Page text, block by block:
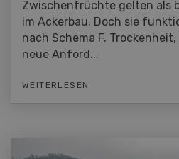
Zwischenfrüchte gelten als
im Ackerbau. Doch sie
nach Schema F.
neue Anford...
WEITERLESEN